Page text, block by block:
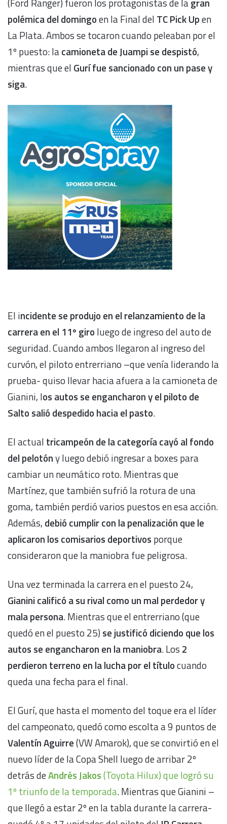
polémica del domingoen la Final del TC Pick Upen
La Plata. Ambos se tocaron cuando peleaban por el
1º puesto: lacamioneta de Juampi se despistó,
mientras que el Gurí fue sancionado con un pase y
siga.
El incidente se produjo en el relanzamiento de la
carrera en el 11º giro luego de ingreso del auto de
seguridad. Cuando ambos llegaron al ingreso del
curvón, el piloto entrerriano –que venía liderando la
prueba- quiso llevar hacia afuera a la camioneta de
Gianini, los autos se engancharon y el piloto de
Salto salió despedido hacia el pasto.
El actual tricampeón de la categoría cayó al fondo
del pelotóny luego debió ingresar a boxes para
cambiar un neumático roto. Mientras que
Martínez, que también sufrió la rotura de una
goma, también perdió varios puestos en esa acción.
Además, debió cumplir con la penalización que le
aplicaron los comisarios deportivos porque
consideraron que la maniobra fue peligrosa.
Una vez terminada la carrera en el puesto 24,
Gianini calificó a su rival como un mal perdedor y
mala persona. Mientras que el entrerriano (que
quedó en el puesto 25) se justificó diciendo que los
autos se engancharon en la maniobra. Los 2
perdieron terreno en la lucha por el títulocuando
queda una fecha para el final.
El Gurí, que hasta el momento del toque era el líder
del campeonato, quedó como escolta a 9 puntos de
Valentín Aguirre(VW Amarok), que se convirtió en el
nuevo líder de la Copa Shell luego de arribar 2º
detrás deAndrés Jakos(Toyota Hilux) que logró su
1º triunfo de la temporada. Mientras que Gianini –
que llegó a estar 2º en la tabla durante la carrera-